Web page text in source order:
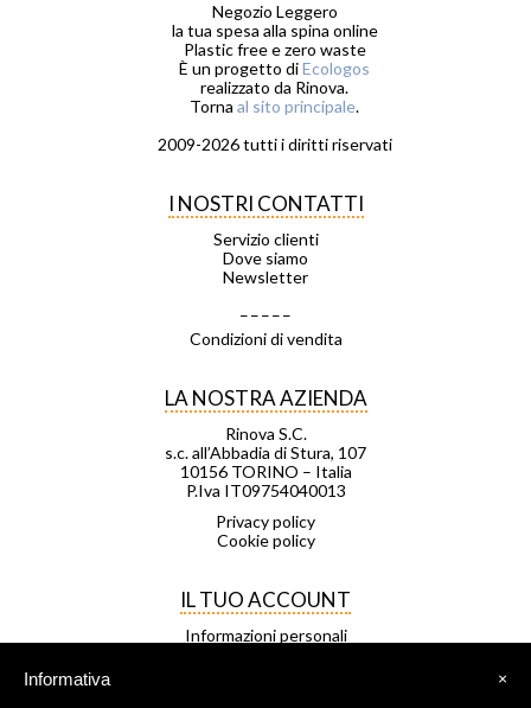
Negozio Leggero
la tua spesa alla spina online
Plastic free e zero waste
È un progetto diEcologos
realizzato da Rinova.
Torna al sito principale.
2009-2026 tutti i diritti riservati
I NOSTRI CONTATTI
Servizio clienti
Dove siamo
Newsletter
Condizioni di vendita
LA NOSTRA AZIENDA
Rinova S.C.
s.c. all’Abbadia di Stura, 107
10156 TORINO – Italia
P.Iva IT09754040013
Privacy policy
Cookie policy
IL TUO ACCOUNT
Informazioni personali
×
Informativa